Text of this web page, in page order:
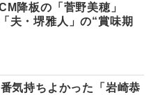
降板の「菅野美穂」
夫・堺雅人」の“賞味期
気持ちよかった「岩崎恭